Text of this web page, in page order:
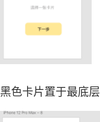
色卡片置于最底层